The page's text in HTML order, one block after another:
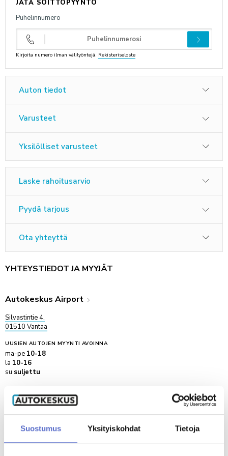
Suostumus Yksityiskohdat Tietoja
ANNA PALAUTETTA
JÄTÄ SOITTOPYYNTÖ
Puhelinnumero
Kirjoita numero ilman välilyöntejä. Rekisteriseloste
Auton tiedot
Varusteet
Yksilölliset varusteet
Laske rahoitusarvio
Pyydä tarjous
Ota yhteyttä
YHTEYSTIEDOT JA MYYJÄT
Autokeskus Airport
Silvastintie 4,
01510 Vantaa
UUSIEN AUTOJEN MYYNTI AVOINNA
ma-pe 10-18
la 10-16
su suljettu
BYD-MYYNTI VANTAA YHTEYSTIEDOT
Soita